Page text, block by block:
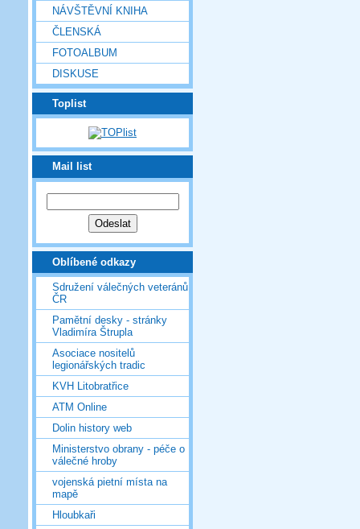
NÁVŠTĚVNÍ KNIHA
ČLENSKÁ
FOTOALBUM
DISKUSE
Toplist
Mail list
Oblíbené odkazy
Sdružení válečných veteránů
ČR
Pamětní desky - stránky
Vladimíra Štrupla
Asociace nositelů
legionářských tradic
KVH Litobratřice
ATM Online
Dolin history web
Ministerstvo obrany - péče o
válečné hroby
vojenská pietní místa na
mapě
Hloubkaři